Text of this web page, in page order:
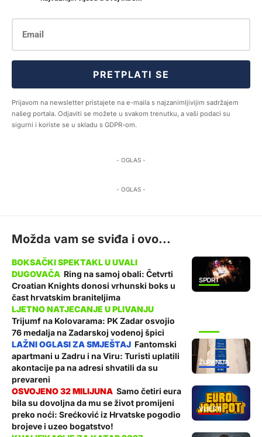
PRETPLATI SE
Prijavom na newsletter pristajete na e-maila s najzanimljivijim sadržajem
našeg portala. Odjaviti se možete u svakom trenutku, a vaši podaci su
sigurni i koriste se u skladu s GDPR-om.
- OGLAS -
- OGLAS -
Možda vam se sviđa i ovo...
SPORT
Ring na samoj obali: Četvrti
Croatian Knights donosi vrhunski boks u
čast hrvatskim braniteljima
Trijumf na Kolovarama: PK Zadar osvojio
76 medalja na Zadarskoj vodenoj špici
ŽUPANIJA
Fantomski
apartmani u Zadru i na Viru: Turisti uplatili
akontacije pa na adresi shvatili da su
prevareni
VIJESTI
Samo četiri eura
bila su dovoljna da mu se život promijeni
preko noći: Srećković iz Hrvatske pogodio
brojeve i uzeo bogatstvo!